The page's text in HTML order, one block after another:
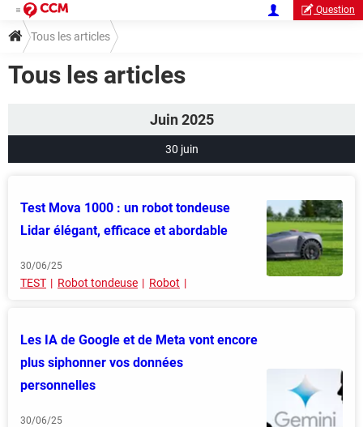
Question
Tous les articles
Tous les articles
Juin 2025
30 juin
Test Mova 1000 : un robot tondeuse
Lidar élégant, efficace et abordable
30/06/25
TEST Robot tondeuse Robot
Les IA de Google et de Meta vont encore
plus siphonner vos données
personnelles
30/06/25